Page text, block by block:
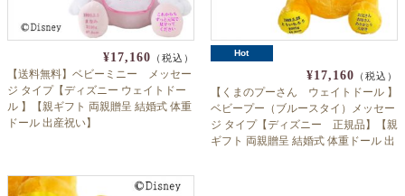
¥17,160 （税込）
【送料無料】ベビーミニー メッセー
ジ タイプ【ディズニー ウェイトドー
ル 】【親ギフト 両親贈呈 結婚式 体重
ドール 出産祝い】
Hot
¥17,160 （税込）
【くまのプーさん ウェイトドール 】
ベビープー（ブルースタイ）メッセー
ジ タイプ【ディズニー 正規品】【親
ギフト 両親贈呈 結婚式 体重ドール 出